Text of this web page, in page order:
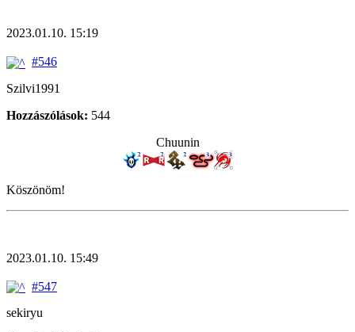
2023.01.10. 15:19
#546
Szilvi1991
Hozzászólások: 544
Chuunin
Köszönöm!
2023.01.10. 15:49
#547
sekiryu